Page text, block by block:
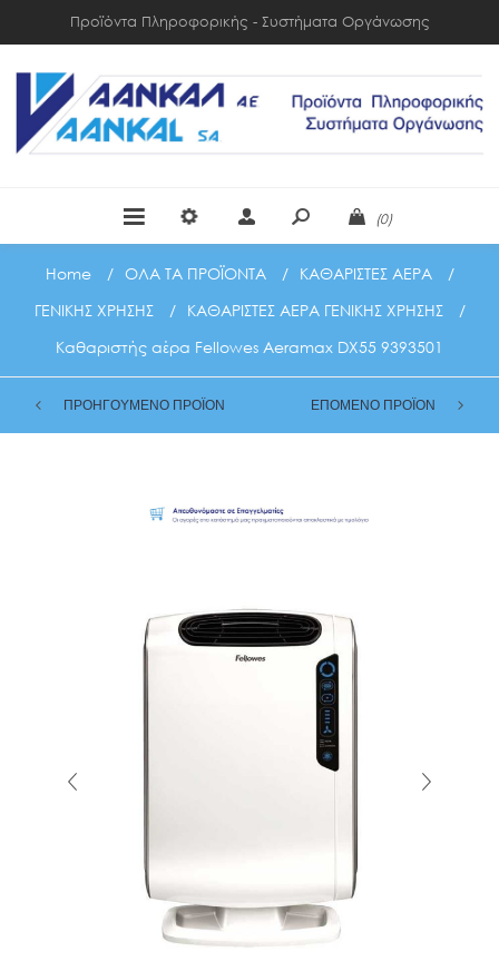
Προϊόντα Πληροφορικής - Συστήματα Οργάνωσης
(0)
Home / ΟΛΑ ΤΑ ΠΡΟΪΟΝΤΑ / ΚΑΘΑΡΙΣΤΕΣ ΑΕΡΑ
/
ΓΕΝΙΚΗΣ ΧΡΗΣΗΣ
/ ΚΑΘΑΡΙΣΤΕΣ ΑΕΡΑ ΓΕΝΙΚΗΣ ΧΡΗΣΗΣ
/
Καθαριστής αέρα Fellowes Aeramax DX55 9393501
ΠΡΟΗΓΟΥΜΕΝΟ ΠΡΟΪΟΝ ΕΠΟΜΕΝΟ ΠΡΟΪΟΝ